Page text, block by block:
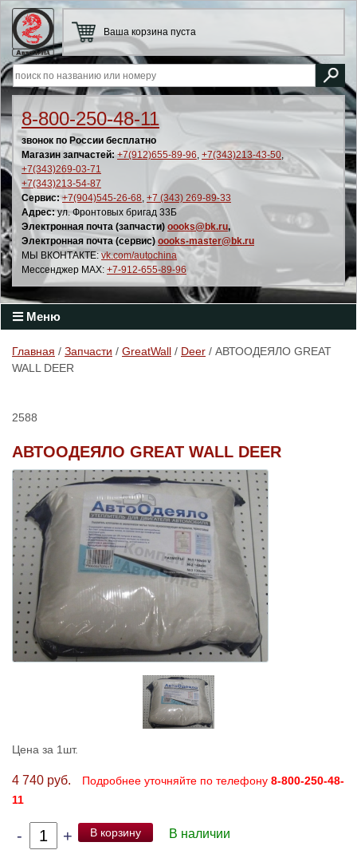
8-800-250-48-11
звонок по России бесплатно
Магазин запчастей: +7(912)655-89-96, +7(343)213-43-50,
+7(343)269-03-71
+7(343)213-54-87
Сервис: +7(904)545-26-68, +7 (343) 269-89-33
Адрес:ул. Фронтовых бригад 33Б
Электронная почта (запчасти) oooks@bk.ru,
Электронная почта (сервис) oooks-master@bk.ru
МЫ ВКОНТАКТЕ: vk.com/autochina
Мессенджер MAX: +7-912-655-89-96
Ваша корзина пуста
Меню
Главная / Запчасти / GreatWall / Deer / АВТООДЕЯЛО GREAT
WALL DEER
2588
АВТООДЕЯЛО GREAT WALL DEER
Цена за 1шт.
4 740 руб. Подробнее уточняйте по телефону 8-800-250-48-
11
- + В корзину В наличии